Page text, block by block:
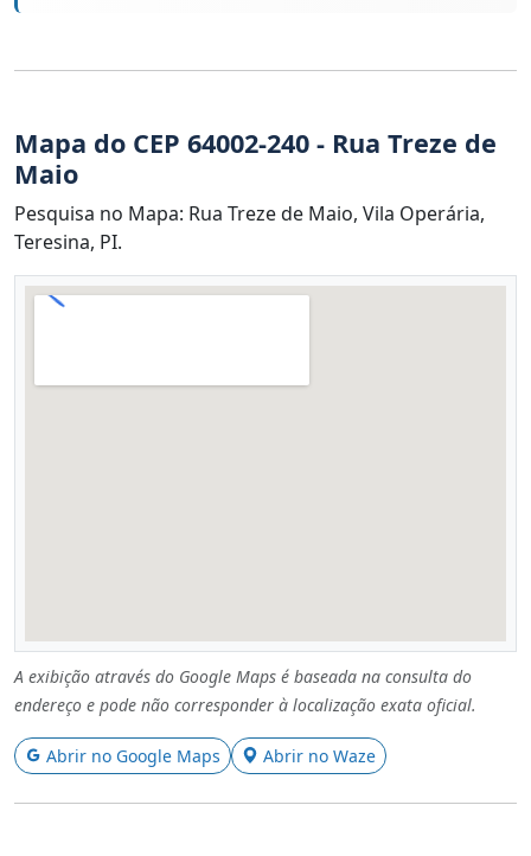
Mapa do CEP 64002-240 - Rua Treze de
Maio
Pesquisa no Mapa: Rua Treze de Maio, Vila Operária,
Teresina, PI.
A exibição através do Google Maps é baseada na consulta do
endereço e pode não corresponder à localização exata oficial.
Abrir no Google Maps Abrir no Waze